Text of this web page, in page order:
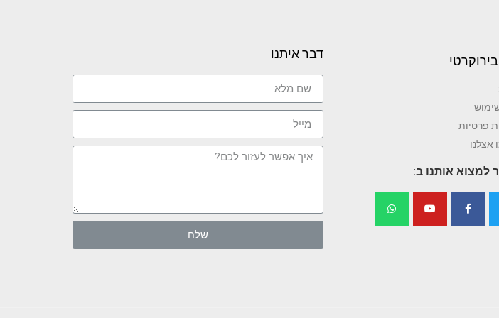
פרטיות
אצלנו
למצוא אותנו ב:
דבר איתנו
שלח